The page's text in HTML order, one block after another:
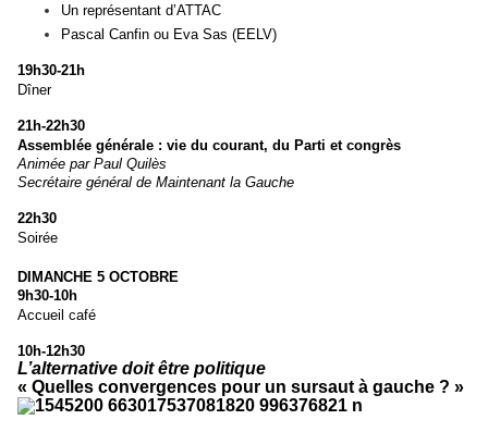
Un représentant d’ATTAC
Pascal Canfin ou Eva Sas (EELV)
19h30-21h
Dîner
21h-22h30
Assemblée générale : vie du courant, du Parti et congrès
Animée par Paul Quilès
Secrétaire général de Maintenant la Gauche
22h30
Soirée
DIMANCHE 5 OCTOBRE
9h30-10h
Accueil café
10h-12h30
L’alternative doit être politique
« Quelles convergences pour un sursaut à gauche ? »